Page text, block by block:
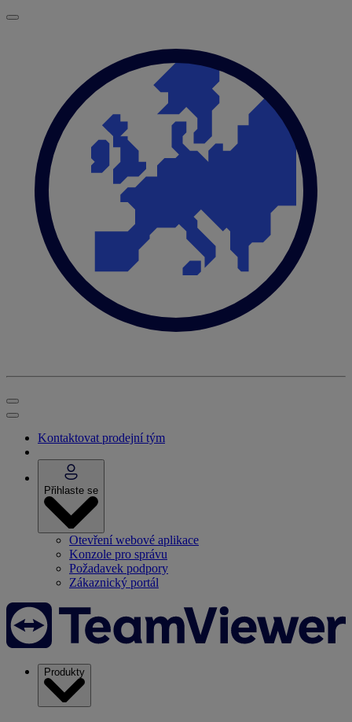
Kontaktovat prodejní tým
Přihlaste se
Otevření webové aplikace
Konzole pro správu
Požadavek podpory
Zákaznický portál
Produkty